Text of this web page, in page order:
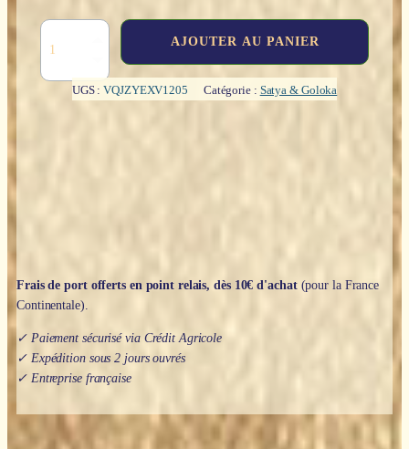
AJOUTER AU PANIER
UGS :VQJZYEXV1205 Catégorie : Satya & Goloka
Frais de port offerts en point relais, dès 10€ d'achat(pour la France
Continentale).
✓ Paiement sécurisé via Crédit Agricole
✓ Expédition sous 2 jours ouvrés
✓ Entreprise française